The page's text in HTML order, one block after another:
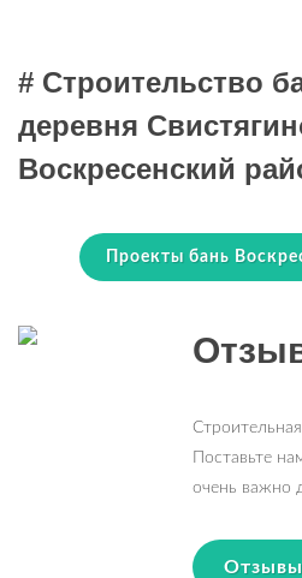
# Строительство
деревня
Воскресенский
Проекты бань
Поставьте
очень важно
Отзывы